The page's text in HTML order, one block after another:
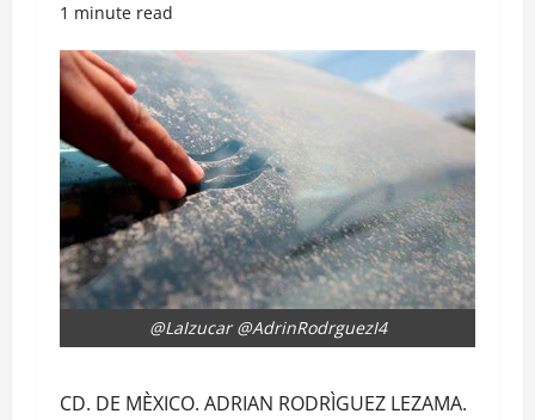
1 minute read
@LaIzucar @AdrinRodrguezI4
CD. DE MÈXICO. ADRIAN RODRÌGUEZ LEZAMA.